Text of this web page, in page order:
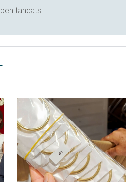
tancats